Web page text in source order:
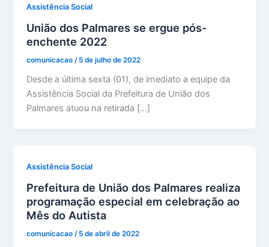
Assistência Social
União dos Palmares se ergue pós-
enchente 2022
comunicacao / 5 de julho de 2022
Desde a última sexta (01), de imediato a equipe da
Assistência Social da Prefeitura de União dos
Palmares atuou na retirada […]
Assistência Social
Prefeitura de União dos Palmares realiza
programação especial em celebração ao
Mês do Autista
comunicacao/ 5 de abril de 2022